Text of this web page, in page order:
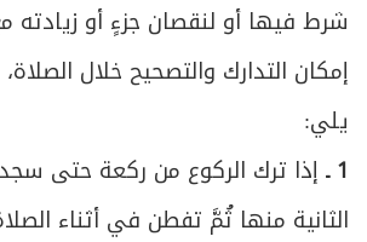
شرط فيها أو لنقصان جزءٍ أو زيادته
إمكان التدارك والتصحيح خلال
يلي:
1 ـ إذا ترك الركوع من ركعة حتى
الثانية منها ثُمَّ تفطن في أثناء
ص
586 المبحث الثالث ـ في أحكام
591
الباب السادس - في الأمر
ص
593 المبحث الأول ـ في من يجب عليه